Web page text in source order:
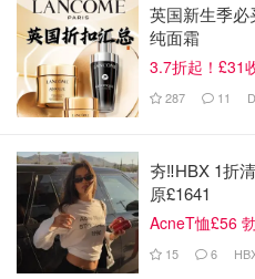
小动物们来捣蛋，专啃秋葵的
盖着保护着剩余的叶子，希
英国新生季
纯面霜
3.7折起！£31
287 11
夯‼️HBX 1折
原£1641
AcneT恤£56
15 6